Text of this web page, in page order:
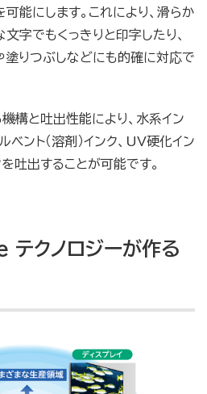
能にします。これにより、滑らか
字でもくっきりと印字したり、
塗りつぶしなどにも的確に対応で
構と吐出性能により、水系イン
ベント（溶剤）インク、UV硬化イン
吐出することが可能です。
クノロジーが作る